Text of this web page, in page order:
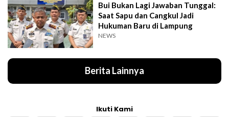
Bui Bukan Lagi Jawaban Tunggal:
Saat Sapu dan Cangkul Jadi
Hukuman Baru di Lampung
NEWS
Berita Lainnya
Ikuti Kami